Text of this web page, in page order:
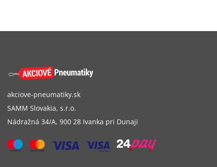
akciove-pneumatiky.sk
SAMM Slovakia, s.r.o.
Nádražná 34/A, 900 28 Ivanka pri Dunaji